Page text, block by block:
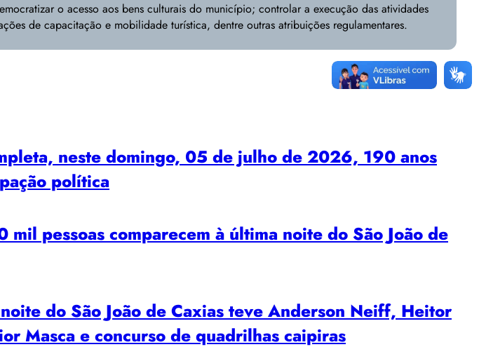
o acesso aos bens culturais do município; controlar a execução das atividades
de capacitação e mobilidade turística, dentre outras atribuições regulamentares.
neste domingo, 05 de julho de 2026, 190 anos
política
mil pessoas comparecem à última noite do São João de
do São João de Caxias teve Anderson Neiff, Heitor
Masca e concurso de quadrilhas caipiras